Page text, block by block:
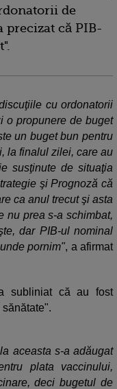
de
precizat că PIB-
cu ordonatorii
o propunere de buget
un buget bun pentru
la finalul zilei, care au
susţinute de situaţia
şi Prognoză că
ca anul trecut şi asta
nu prea s-a schimbat,
dar PIB-ul nominal
pornim", a afirmat
subliniat că au fost
aceasta s-a adăugat
plata vaccinului,
deci bugetul de